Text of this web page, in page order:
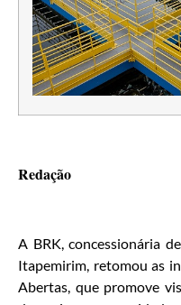
Redação
A BRK, concessionária
Itapemirim, retomou as
Abertas, que promove